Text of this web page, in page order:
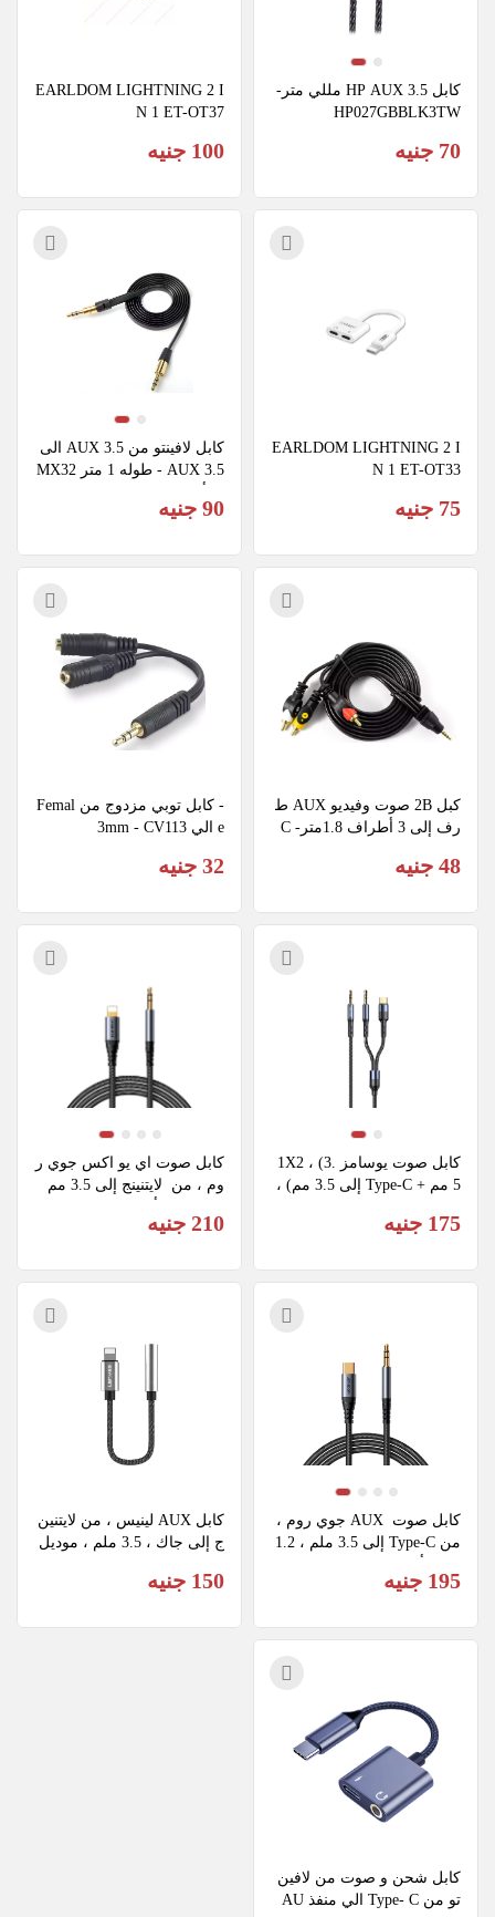
كابل HP AUX 3.5 مللي متر-
HP027GBBLK3TW
70 جنيه
EARLDOM LIGHTNING 2 I
N 1 ET-OT37
100 جنيه
EARLDOM LIGHTNING 2 I
N 1 ET-OT33
75 جنيه
AUX 3.5 - طوله 1 متر MX32
90 جنيه
كبل 2B صوت وفيديو AUX ط
رف إلى 3 أطراف 1.8متر- C
48 جنيه
- كابل توبي مزدوج من Femal
e الي 3mm - CV113
32 جنيه
كابل صوت يوسامز 1X2 ، (3.
175 جنيه
كابل صوت اي يو اكس جوي ر
210 جنيه
195 جنيه
كابل AUX لينيس ، من لايتنين
150 جنيه
كابل شحن و صوت من لافين
تو من Type- C الي منفذ AU